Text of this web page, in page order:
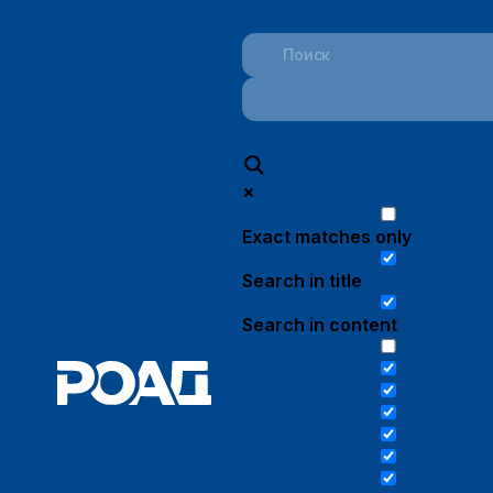
Exact matches only
Search in title
Search in content